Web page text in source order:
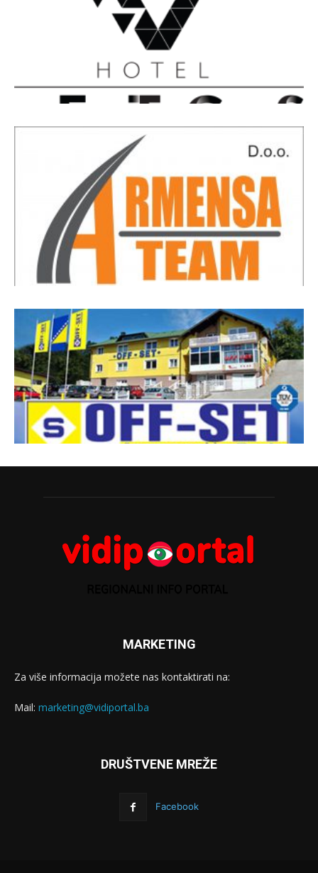
MARKETING
Za više informacija možete nas kontaktirati na:
Mail: marketing@vidiportal.ba
DRUŠTVENE MREŽE
Facebook